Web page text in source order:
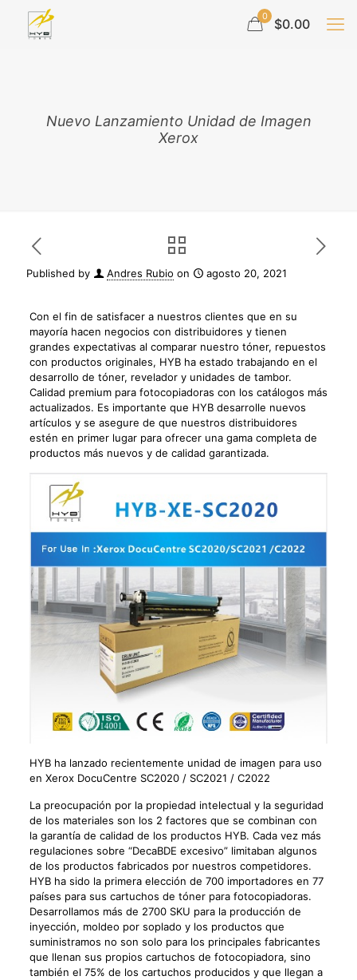
0 $0.00
Nuevo Lanzamiento Unidad de Imagen
Xerox
Published by Andres Rubio on agosto 20, 2021
Con el fin de satisfacer a nuestros clientes que en su
mayoría hacen negocios con distribuidores y tienen
grandes expectativas al comparar nuestro tóner, repuestos
con productos originales, HYB ha estado trabajando en el
desarrollo de tóner, revelador y unidades de tambor.
Calidad premium para fotocopiadoras con los catálogos más
actualizados. Es importante que HYB desarrolle nuevos
artículos y se asegure de que nuestros distribuidores
estén en primer lugar para ofrecer una gama completa de
productos más nuevos y de calidad garantizada.
HYB ha lanzado recientemente unidad de imagen para uso
en Xerox DocuCentre SC2020 / SC2021 / C2022
La preocupación por la propiedad intelectual y la seguridad
de los materiales son los 2 factores que se combinan con
la garantía de calidad de los productos HYB. Cada vez más
regulaciones sobre “DecaBDE excesivo” limitaban algunos
de los productos fabricados por nuestros competidores.
HYB ha sido la primera elección de 700 importadores en 77
países para sus cartuchos de tóner para fotocopiadoras.
Desarrollamos más de 2700 SKU para la producción de
inyección, moldeo por soplado y los productos que
suministramos no son solo para los principales fabricantes
que llenan sus propios cartuchos de fotocopiadora, sino
también el 75% de los cartuchos producidos y que llegan a